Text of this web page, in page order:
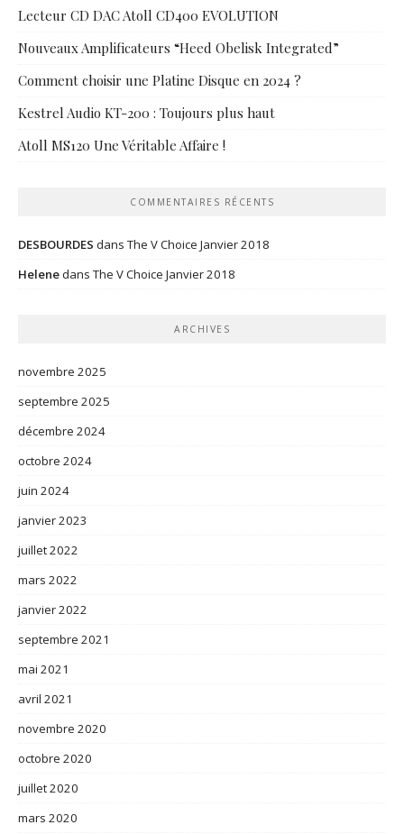
Lecteur CD DAC Atoll CD400 EVOLUTION
Nouveaux Amplificateurs “Heed Obelisk Integrated”
Comment choisir une Platine Disque en 2024 ?
Kestrel Audio KT-200 : Toujours plus haut
Atoll MS120 Une Véritable Affaire !
COMMENTAIRES RÉCENTS
DESBOURDES dans The V Choice Janvier 2018
Helenedans The V Choice Janvier 2018
ARCHIVES
novembre 2025
septembre 2025
décembre 2024
octobre 2024
juin 2024
janvier 2023
juillet 2022
mars 2022
janvier 2022
septembre 2021
mai 2021
avril 2021
novembre 2020
octobre 2020
juillet 2020
mars 2020